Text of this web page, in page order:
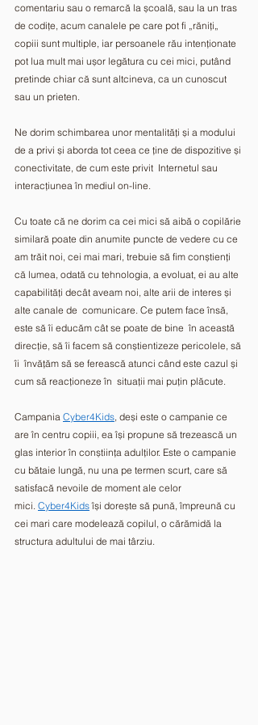
comentariu sau o remarcă la școală, sau la un tras
de codițe, acum canalele pe care pot fi „răniți„
copiii sunt multiple, iar persoanele rău intenționate
pot lua mult mai ușor legătura cu cei mici, putând
pretinde chiar că sunt altcineva, ca un cunoscut
sau un prieten.
Ne dorim schimbarea unor mentalități și a modului
de a privi și aborda tot ceea ce ține de dispozitive și
conectivitate, de cum este privit  Internetul sau
interacțiunea în mediul on-line.
Cu toate că ne dorim ca cei mici să aibă o copilărie
similară poate din anumite puncte de vedere cu ce
am trăit noi, cei mai mari, trebuie să fim conștienți
că lumea, odată cu tehnologia, a evoluat, ei au alte
capabilități decât aveam noi, alte arii de interes și
alte canale de  comunicare. Ce putem face însă,
este să îi educăm cât se poate de bine  în această
direcție, să îi facem să conștientizeze pericolele, să
îi  învățăm să se ferească atunci când este cazul și
cum să reacționeze în  situații mai puțin plăcute.
Campania Cyber4Kids , deși este o campanie ce
are în centru copiii, ea își propune să trezească un
glas interior în conștiința adulților. Este o campanie
cu bătaie lungă, nu una pe termen scurt, care să
satisfacă nevoile de moment ale celor
mici. Cyber4Kids își dorește să pună, împreună cu
cei mari care modelează copilul, o cărămidă la
structura adultului de mai târziu.